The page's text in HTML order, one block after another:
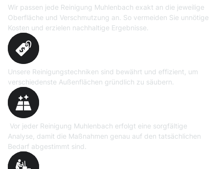
Wir passen jede Reinigung Muhlenbach exakt an die jeweilige
Oberfläche und Verschmutzung an. So vermeiden Sie unnötige
Kosten und erzielen nachhaltige Ergebnisse.
Unsere Reinigungstechniken sind bewährt und effizient, um
verschiedenste Außenflächen gründlich zu säubern.
Vor jeder Reinigung Muhlenbach erfolgt eine sorgfältige
Analyse, damit die Maßnahmen genau auf den tatsächlichen
Bedarf abgestimmt sind.